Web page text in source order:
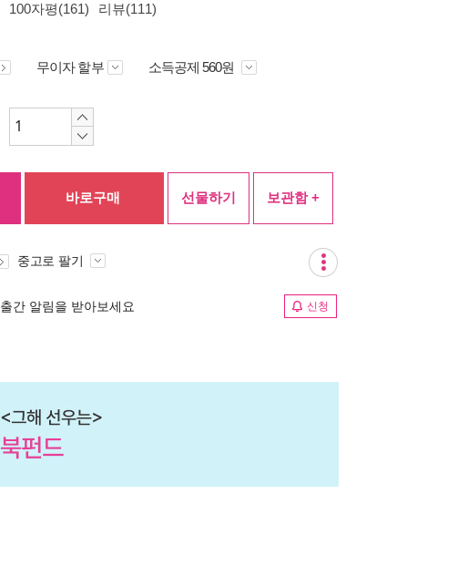
100자평(161) 리뷰(111)
무이자 할부 소득공제 560원
바로구매 선물하기 보관함 +
중고로 팔기
간 알림을 받아보세요 신청